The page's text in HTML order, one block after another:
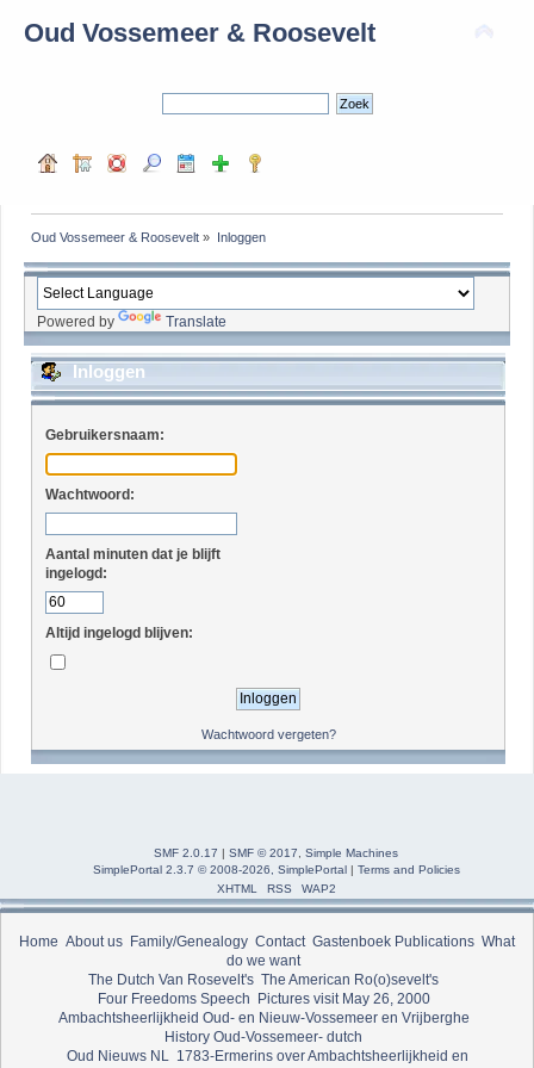
Oud Vossemeer & Roosevelt
Oud Vossemeer & Roosevelt » Inloggen
Powered by Translate
Inloggen
Gebruikersnaam:
Wachtwoord:
Aantal minuten dat je blijft
ingelogd:
Altijd ingelogd blijven:
Wachtwoord vergeten?
SMF 2.0.17 | SMF © 2017
Simple Machines
SimplePortal 2.3.7 © 2008-2026, SimplePortal| Terms and Policies
XHTML
RSS WAP2
Home About us Family/Genealogy Contact Gastenboek Publications What
do we want
The Dutch Van Rosevelt's The American Ro(o)sevelt's
Four Freedoms Speech Pictures visit May 26, 2000
Ambachtsheerlijkheid Oud- en Nieuw-Vossemeer en Vrijberghe
History Oud-Vossemeer- dutch
Oud Nieuws NL
1783-Ermerins over Ambachtsheerlijkheid en